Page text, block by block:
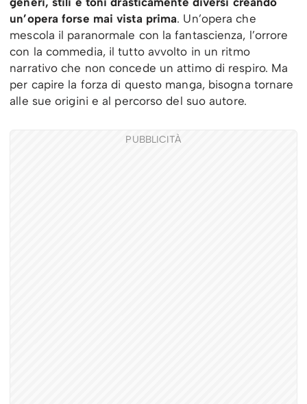
un’opera forse mai vista prima. Un’opera che
mescola il paranormale con la fantascienza, l’orrore
con la commedia, il tutto avvolto in un ritmo
narrativo che non concede un attimo di respiro. Ma
per capire la forza di questo manga, bisogna tornare
alle sue origini e al percorso del suo autore.
PUBBLICITÀ